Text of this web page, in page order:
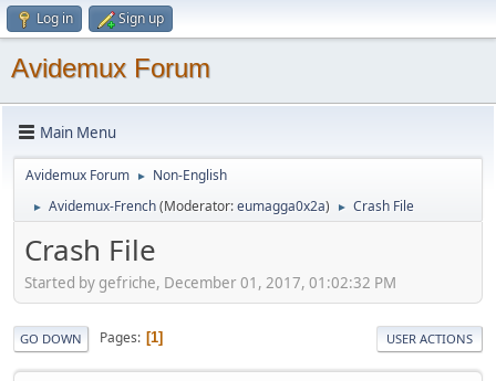
Log in Sign up
Avidemux Forum
Main Menu
Avidemux Forum ► Non-English
► Avidemux-French(Moderator:eumagga0x2a) ► Crash File
Crash File
Started by gefriche, December 01, 2017, 01:02:32 PM
GO DOWN Pages 1 USER ACTIONS